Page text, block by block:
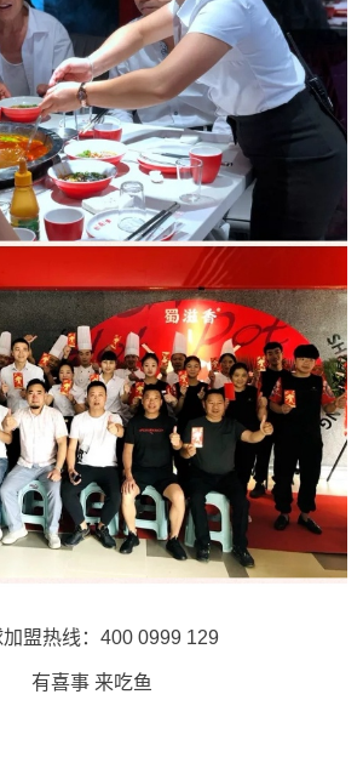
盟热线：400 0999 129
有喜事 来吃鱼